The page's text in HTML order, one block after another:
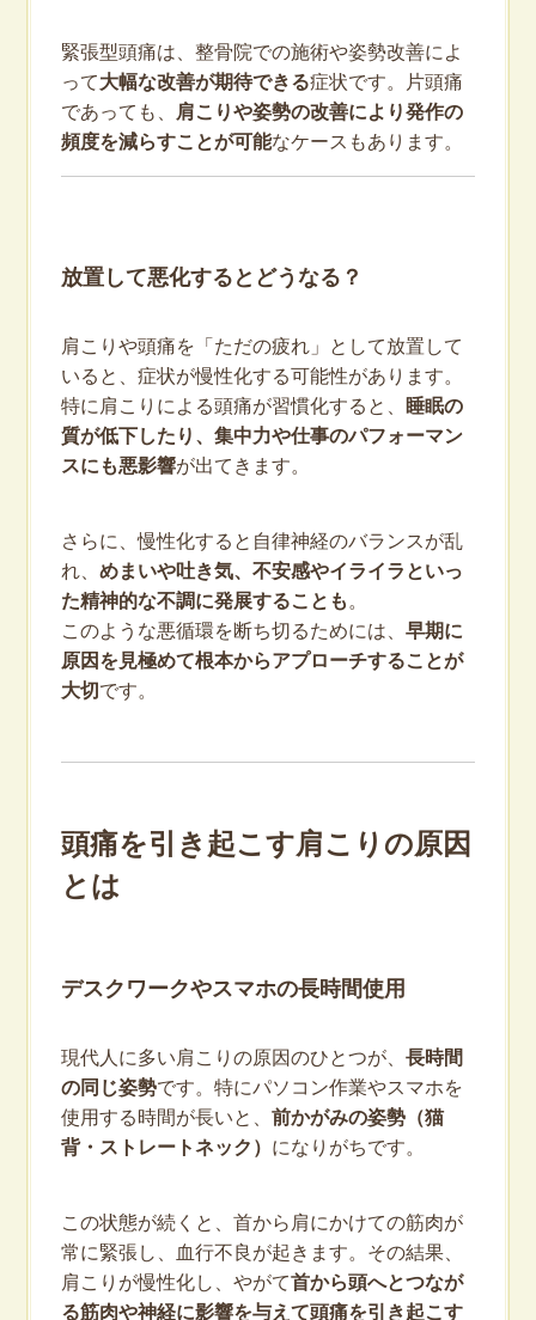
緊張型頭痛は、整骨院での施術や姿勢改善によ
って大幅な改善が期待できる症状です。片頭痛
であっても、
肩こりや姿勢の改善により発作の
頻度を減らすことが可能なケースもあります。
放置して悪化するとどうなる？
肩こりや頭痛を「ただの疲れ」として放置して
いると、症状が慢性化する可能性があります。
特に肩こりによる頭痛が習慣化すると、 睡眠の
質が低下したり、集中力や仕事のパフォーマン
スにも悪影響が出てきます。
さらに、慢性化すると自律神経のバランスが乱
れ、 めまいや吐き気、不安感やイライラといっ
た精神的な不調に発展することも 。
このような悪循環を断ち切るためには、 早期に
原因を見極めて根本からアプローチすることが
大切です。
頭痛を引き起こす肩こりの原因
とは
デスクワークやスマホの長時間使用
現代人に多い肩こりの原因のひとつが、 長時間
の同じ姿勢です。特にパソコン作業やスマホを
使用する時間が長いと、 前かがみの姿勢（猫
背・ストレートネック） になりがちです。
この状態が続くと、首から肩にかけての筋肉が
常に緊張し、血行不良が起きます。その結果、
肩こりが慢性化し、やがて首から頭へとつなが
る筋肉や神経に影響を与えて頭痛を引き起こす